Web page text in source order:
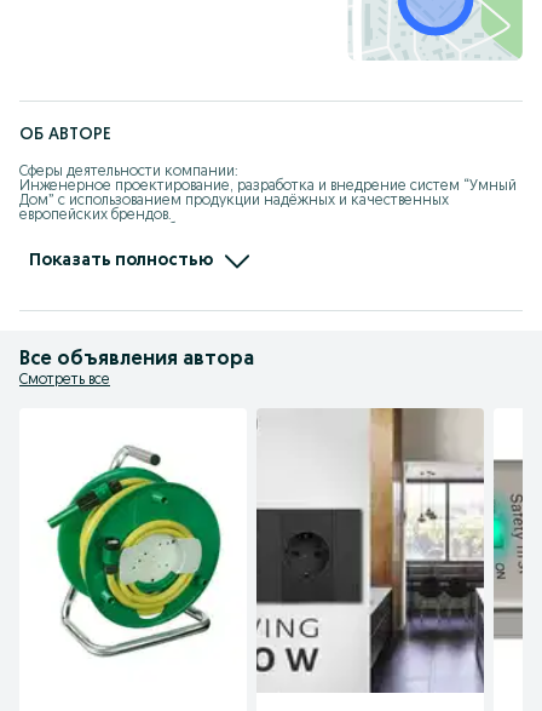
ОБ АВТОРЕ
Сферы деятельности компании:
Инженерное проектирование, разработка и внедрение систем “Умный
Дом” с использованием продукции надёжных и качественных
европейских брендов.
- Legrand (Франция)
- Lumines (Польша)
- Energizer (США)
- Brennenstuhl (Германия)
Показать полностью
Все объявления автора
Смотреть все